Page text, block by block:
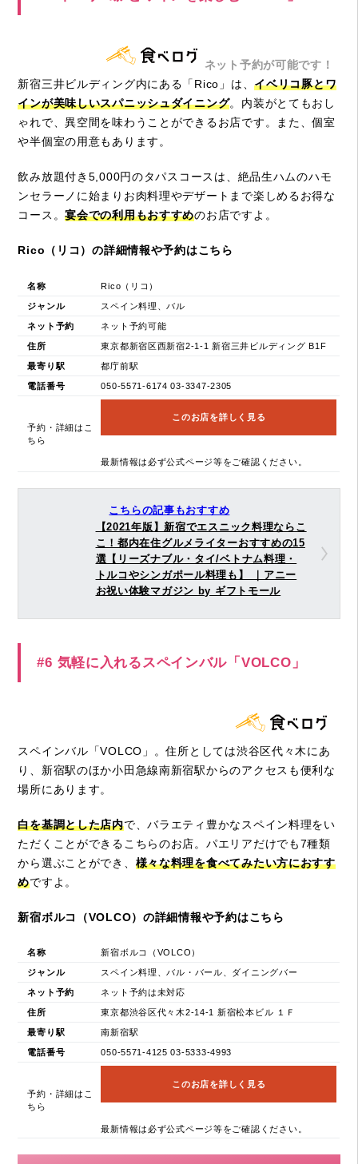
ネット予約が可能です！
新宿三井ビルディング内にある「Rico」は、イベリコ豚とワ
インが美味しいスパニッシュダイニング。内装がとてもおし
ゃれで、異空間を味わうことができるお店です。また、個室
や半個室の用意もあります。
飲み放題付き5,000円のタパスコースは、絶品生ハムのハモ
ンセラーノに始まりお肉料理やデザートまで楽しめるお得な
コース。宴会での利用もおすすめのお店ですよ。
Rico（リコ）の詳細情報や予約はこちら
名称 Rico（リコ）
ジャンル スペイン料理、バル
ネット予約 ネット予約可能
住所 東京都新宿区西新宿2-1-1 新宿三井ビルディング B1F
最寄り駅 都庁前駅
電話番号 050-5571-6174 03-3347-2305
予約・詳細はこ
ちら
このお店を詳しく見る
最新情報は必ず公式ページ等をご確認ください。
こちらの記事もおすすめ
【2021年版】新宿でエスニック料理ならこ
こ！都内在住グルメライターおすすめの15
選【リーズナブル・タイ/ベトナム料理・
トルコやシンガポール料理も】 ｜アニー
お祝い体験マガジン by ギフトモール
#6 気軽に入れるスペインバル「VOLCO」
スペインバル「VOLCO」。住所としては渋谷区代々木にあ
り、新宿駅のほか小田急線南新宿駅からのアクセスも便利な
場所にあります。
白を基調とした店内で、バラエティ豊かなスペイン料理をい
ただくことができるこちらのお店。パエリアだけでも7種類
から選ぶことができ、 様々な料理を食べてみたい方におすす
めですよ。
新宿ボルコ（VOLCO）の詳細情報や予約はこちら
名称 新宿ボルコ（VOLCO）
ジャンル スペイン料理、バル・バール、ダイニングバー
ネット予約 ネット予約は未対応
住所 東京都渋谷区代々木2-14-1 新宿松本ビル １Ｆ
最寄り駅 南新宿駅
電話番号 050-5571-4125 03-5333-4993
予約・詳細はこ
ちら
このお店を詳しく見る
最新情報は必ず公式ページ等をご確認ください。